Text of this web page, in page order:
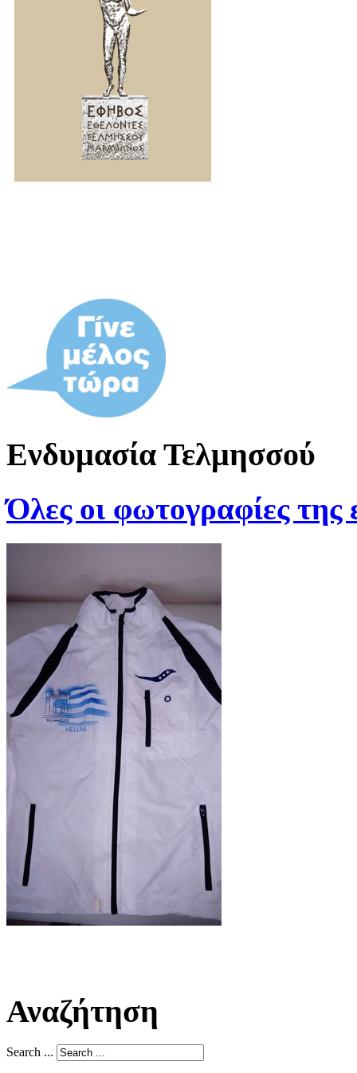
Ενδυμασία Τελμησσού
Όλες οι φωτογραφίες της
Αναζήτηση
Search ...